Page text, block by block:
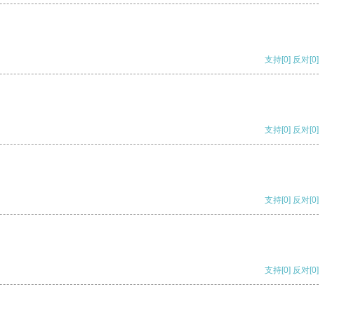
支持[0] 反对[0]
支持[0] 反对[0]
支持[0] 反对[0]
支持[0] 反对[0]